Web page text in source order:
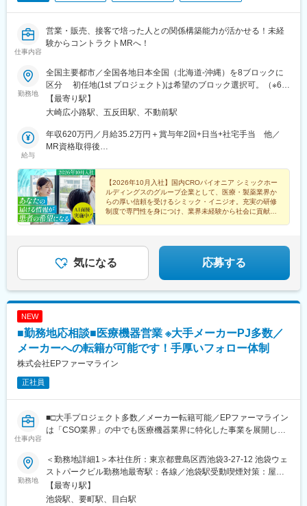
仕事内容
営業・販売、接客で培った人との関係構築能力が活かせる！未経
験からコントラクトMRへ！
勤務地
全国主要都市／全国各地日本全国（北海道-沖縄）を8ブロックに
区分 初任地(1st プロジェクト)は希望のブロック選択可。（※6都
道府県以上、ブロック内での転居は必須） ※2ブロック以上の広
域内転勤可能な場合は入社一時金支給2ndプロジェクト以降は4ブ
西五反田7丁目7-7 SGスクエア【本社へのアクセス】 ・JR 山手線
「五反田駅」/都営地下鉄 浅草線「五反田駅」 徒歩6分・東急電
徒歩10分
【最寄り駅】
大崎広小路駅、五反田駅、不動前駅
給与
年収620万円／月給35.2万円＋賞与年2回+日当+社宅手当 他／
MR資格取得後
MR経験5年目
【2026年10月入社】国内CROパイオニア シミックホー
ルディングスのグループ企業として、医療・製薬業界か
らの厚い信頼を受けるシミック・イニジオ。充実の研修
制度で専門性を身につけ、業界未経験から社会に貢献す
気になる 応募する
NEW
■勤務地応相談■医療機器営業 ※大手メーカーPJ多数／
メーカーへの転籍が可能です！手厚いフォロー体制
株式会社EPファーマライン
正社員
仕事内容
■□大手プロジェクト多数／メーカー転籍可能／EPファーマライン
は「CSO業界」の中でも医療機器業界に特化した事業を展開して
■募集概要：
EPファーマラインは「CSO業界」の中でも医療機器業界に特化し
た事業を展開している、国内でも数少ない大手企業です！現在医
療業界での営業経験をお持ちの方を対象に、医療機器の営業担当
勤務地
＜勤務地詳細1＞本社住所：東京都豊島区西池袋3-27-12 池袋ウェ
ストパークビル勤務地最寄駅：各線／池袋駅受動喫煙対策：屋内
全面禁煙＜勤務地詳細2＞全国勤務(希望勤務地考慮)住所：全国に
営業所がございます。配属先は入社後に確定します。希望勤務地
【最寄り駅】
池袋駅、要町駅、目白駅